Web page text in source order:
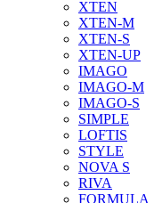
XTEN
XTEN-M
XTEN-S
XTEN-UP
IMAGO
IMAGO-M
IMAGO-S
SIMPLE
LOFTIS
STYLE
NOVA S
RIVA
FORMULA